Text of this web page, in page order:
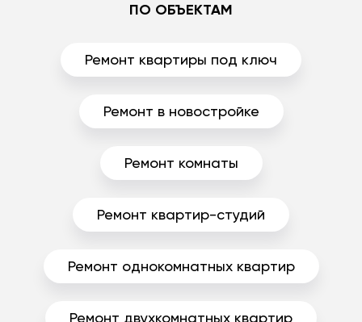
ПО ОБЪЕКТАМ
Ремонт квартиры под ключ
Ремонт в новостройке
Ремонт комнаты
Ремонт квартир-студий
Ремонт однокомнатных квартир
Ремонт двухкомнатных квартир